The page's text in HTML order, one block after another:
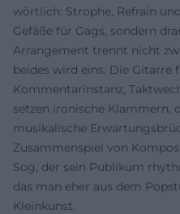
wörtlich: Strophe, Refrain
Gefäße für Gags, sondern
Arrangement trennt nicht
beides wird eins. Die Gitarre
Kommentarinstanz,
setzen ironische Klammern,
musikalische
Zusammenspiel von
Sog, der sein Publikum
das man eher aus dem
Kleinkunst.